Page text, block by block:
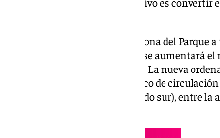
Así, según señalan desde la Casona del Parque
mejorará la fluidez del tráfico y se aumentará el
aparcamiento en las dos calles. La nueva
establecimiento en sentido único de
norte) y calle Andrómeda (sentido sur), entre la